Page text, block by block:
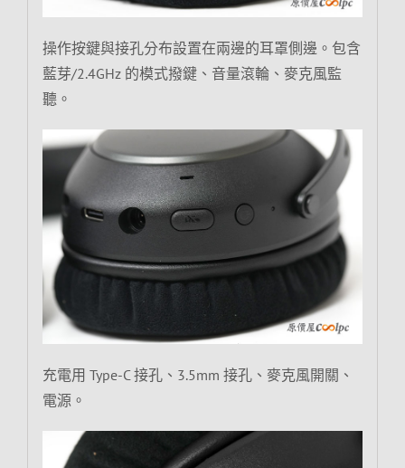
操作按鍵與接孔分布設置在兩邊的耳罩側邊。包含
藍芽/2.4GHz 的模式撥鍵、音量滾輪、麥克風監
聽。
充電用 Type-C 接孔、3.5mm 接孔、麥克風開關、
電源。